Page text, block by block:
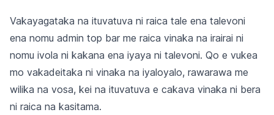
Vakayagataka na ituvatuva ni raica tale ena talevoni
ena nomu admin top bar me raica vinaka na irairai ni
nomu ivola ni kakana ena iyaya ni talevoni. Qo e vukea
mo vakadeitaka ni vinaka na iyaloyalo, rawarawa me
wilika na vosa, kei na ituvatuva e cakava vinaka ni bera
ni raica na kasitama.